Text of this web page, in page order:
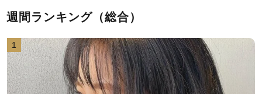
週間ランキング（総合）
1